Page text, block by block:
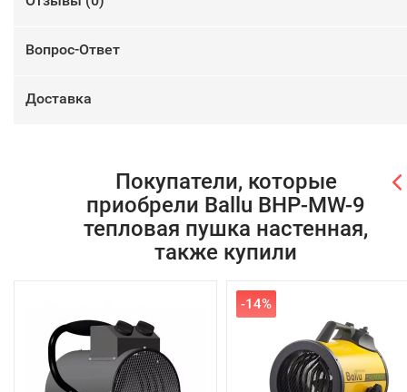
Вопрос-Ответ
Доставка
Покупатели, которые
приобрели Ballu BHP-MW-9
тепловая пушка настенная,
также купили
-14%